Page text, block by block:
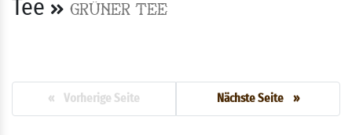
Tee Grüner Tee
« Vorherige Seite Nächste Seite »